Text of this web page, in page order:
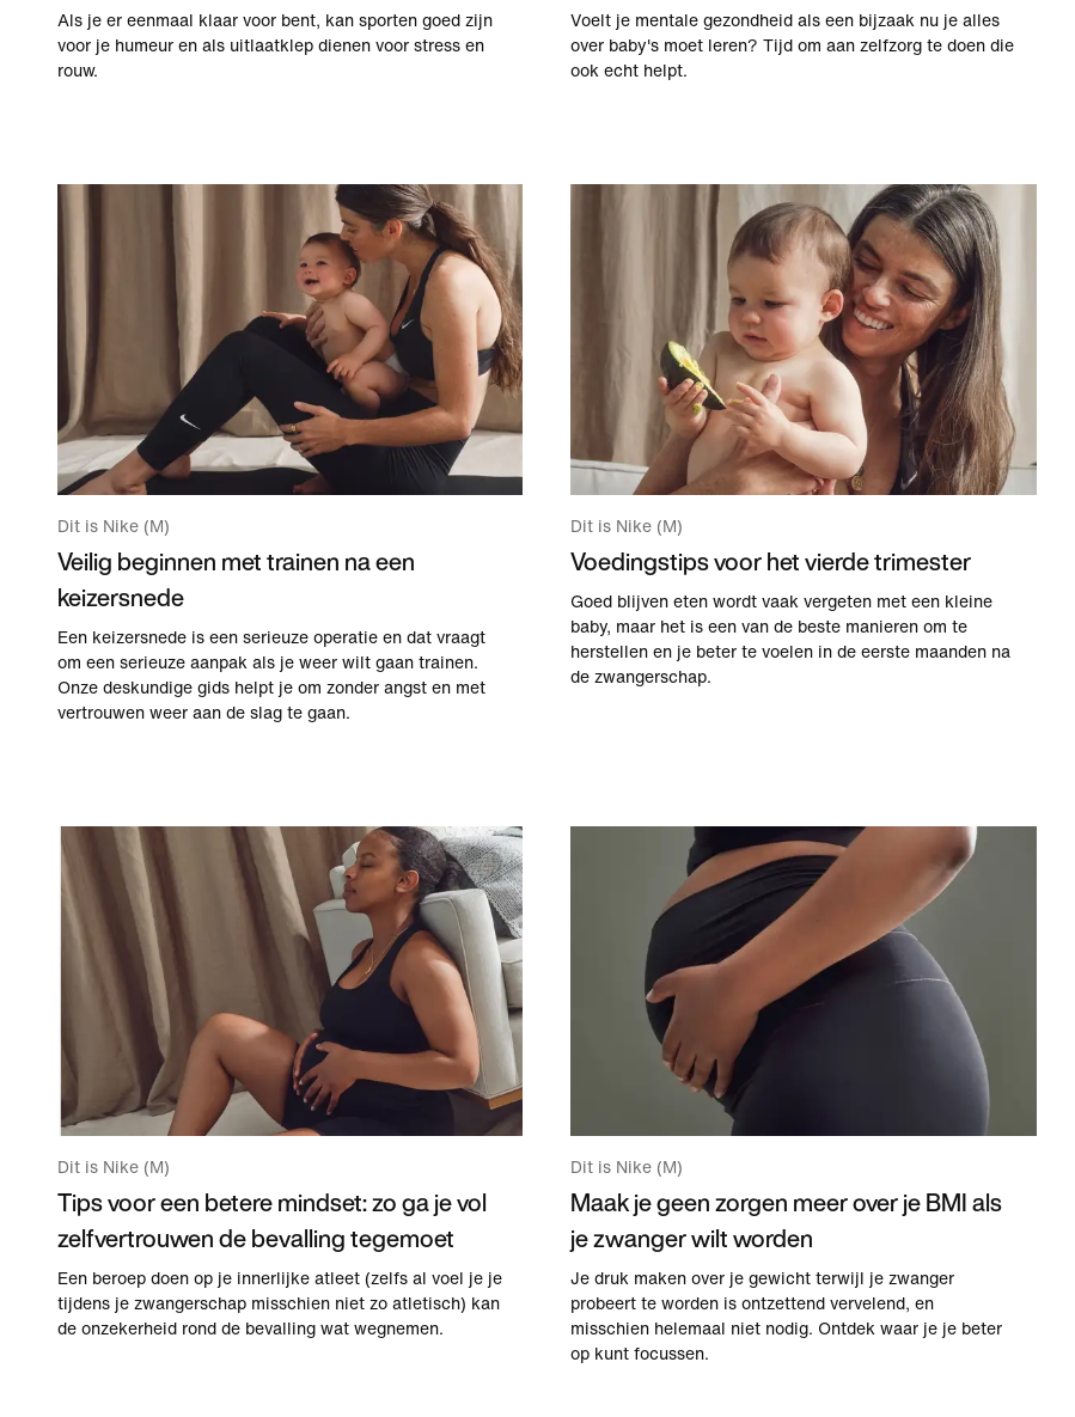
Als je er eenmaal klaar voor bent, kan sporten goed zijn
voor je humeur en als uitlaatklep dienen voor stress en
rouw.
Voelt je mentale gezondheid als een bijzaak nu je alles
over baby's moet leren? Tijd om aan zelfzorg te doen die
ook echt helpt.
Dit is Nike (M)
Veilig beginnen met trainen na een
keizersnede
Een keizersnede is een serieuze operatie en dat vraagt
om een serieuze aanpak als je weer wilt gaan trainen.
Onze deskundige gids helpt je om zonder angst en met
vertrouwen weer aan de slag te gaan.
Dit is Nike (M)
Voedingstips voor het vierde trimester
Goed blijven eten wordt vaak vergeten met een kleine
baby, maar het is een van de beste manieren om te
herstellen en je beter te voelen in de eerste maanden na
de zwangerschap.
Dit is Nike (M)
Tips voor een betere mindset: zo ga je vol
zelfvertrouwen de bevalling tegemoet
Een beroep doen op je innerlijke atleet (zelfs al voel je je
tijdens je zwangerschap misschien niet zo atletisch) kan
de onzekerheid rond de bevalling wat wegnemen.
Dit is Nike (M)
Maak je geen zorgen meer over je BMI als
je zwanger wilt worden
Je druk maken over je gewicht terwijl je zwanger
probeert te worden is ontzettend vervelend, en
misschien helemaal niet nodig. Ontdek waar je je beter
op kunt focussen.